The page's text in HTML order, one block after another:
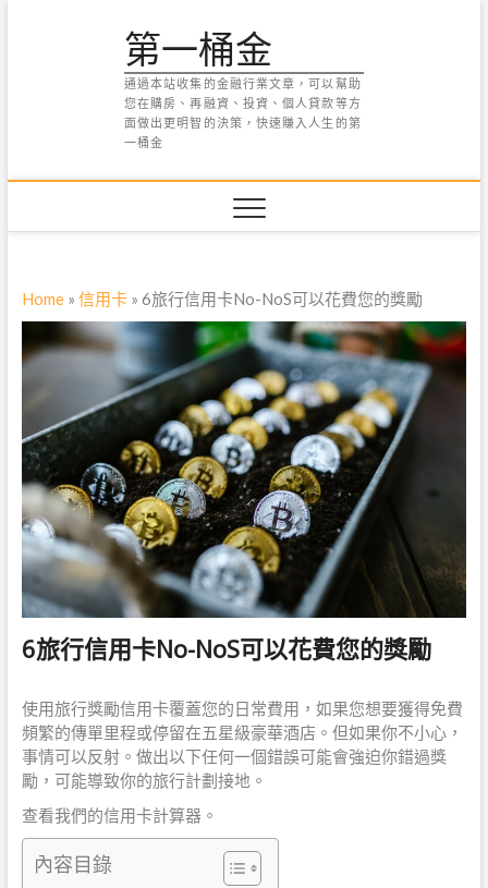
第一桶金
通過本站收集的金融行業文章，可以幫助
您在購房、再融資、投資、個人貸款等方
面做出更明智的決策，快速賺入人生的第
一桶金
Home» 信用卡» 6旅行信用卡No-NoS可以花費您的獎勵
6旅行信用卡No-NoS可以花費您的獎勵
使用旅行獎勵信用卡覆蓋您的日常費用，如果您想要獲得免費
頻繁的傳單里程或停留在五星級豪華酒店。但如果你不小心，
事情可以反射。做出以下任何一個錯誤可能會強迫你錯過獎
勵，可能導致你的旅行計劃接地。
查看我們的信用卡計算器。
內容目錄